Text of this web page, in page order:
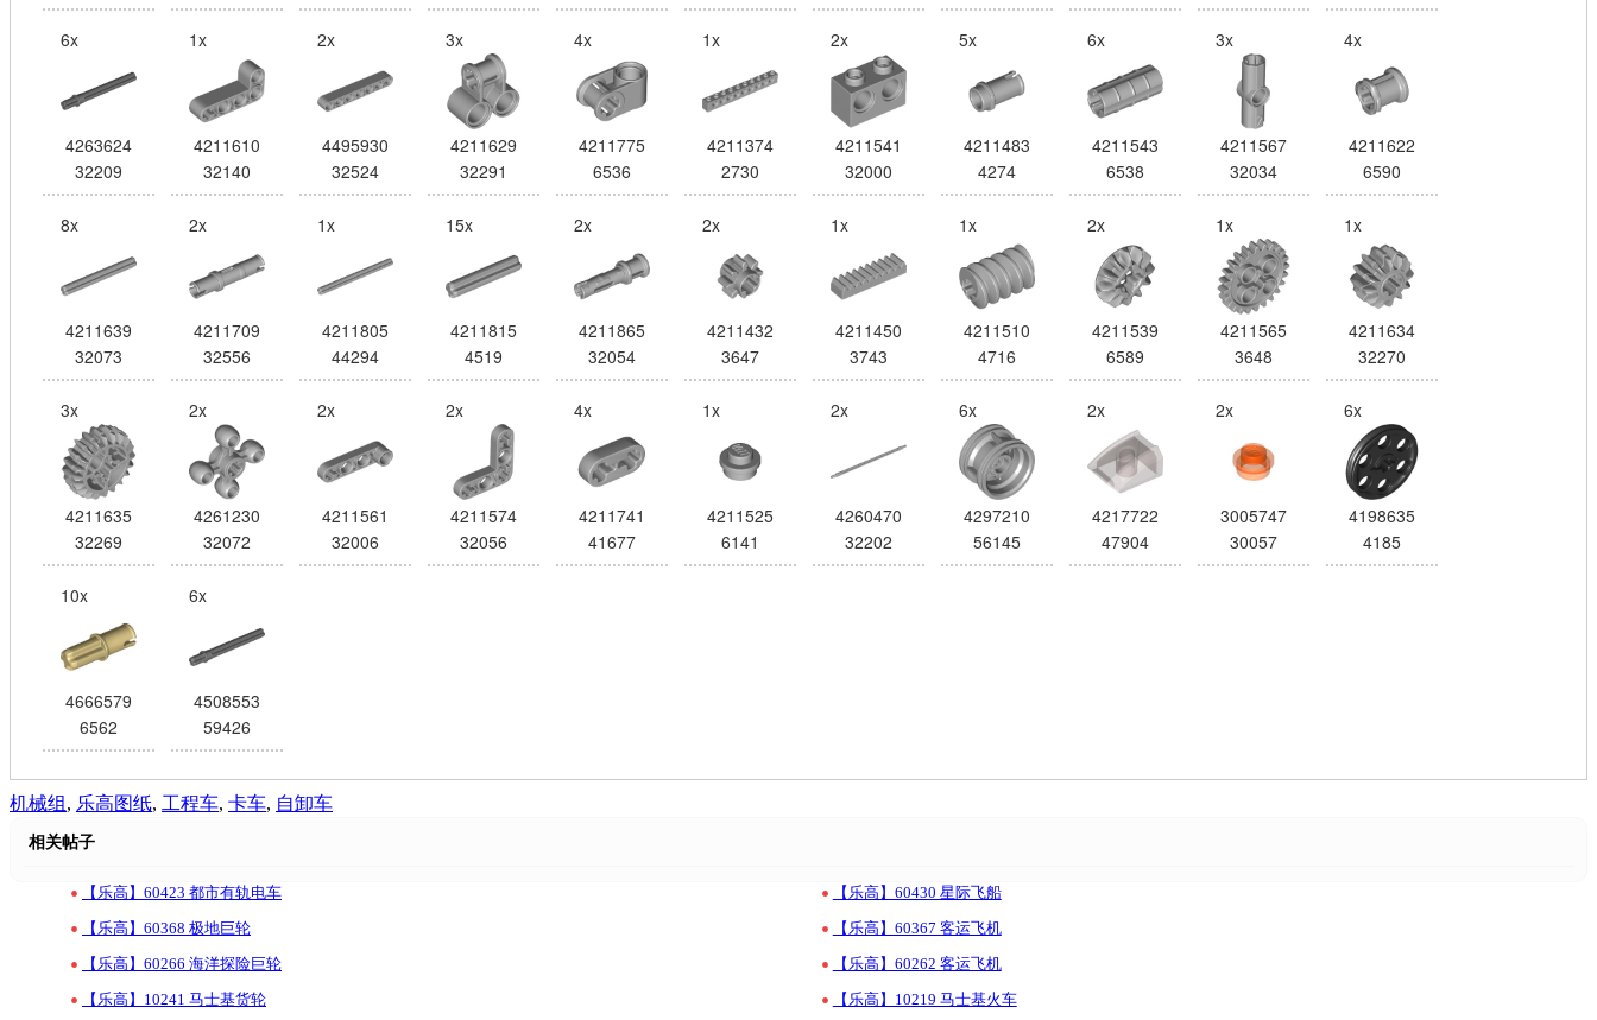
6x
4263624
32209
1x
4211610
32140
2x
4495930
32524
3x
4211629
32291
4x
4211775
6536
1x
4211374
2730
2x
4211541
32000
5x
4211483
4274
6x
4211543
6538
3x
4211567
32034
4x
4211622
6590
8x
4211639
32073
2x
4211709
32556
1x
4211805
44294
15x
4211815
4519
2x
4211865
32054
2x
4211432
3647
1x
4211450
3743
1x
4211510
4716
2x
4211539
6589
1x
4211565
3648
1x
4211634
32270
3x
4211635
32269
2x
4261230
32072
2x
4211561
32006
2x
4211574
32056
4x
4211741
41677
1x
4211525
6141
2x
4260470
32202
6x
4297210
56145
2x
4217722
47904
2x
3005747
30057
6x
4198635
4185
10x
4666579
6562
6x
4508553
59426
机械组 , 乐高图纸, 工程车, 卡车, 自卸车
相关帖子
• 【乐高】60423 都市有轨电车 • 【乐高】60430 星际飞船
• 【乐高】60368 极地巨轮 • 【乐高】60367 客运飞机
• 【乐高】60266 海洋探险巨轮 • 【乐高】60262 客运飞机
• 【乐高】10241 马士基货轮 • 【乐高】10219 马士基火车